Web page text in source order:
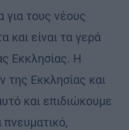
για τους νέους
και είναι τα γερά
Εκκλησίας. Η
της Εκκλησίας και
και επιδιώκουμε